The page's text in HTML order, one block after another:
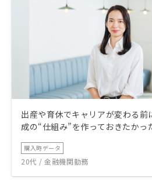
出産や育休でキャリアが変わる前
成の“仕組み”を作っておきたかっ
購入時データ
20代 / 金融機関勤務